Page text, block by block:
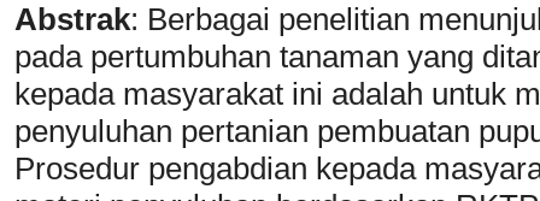
Abstrak: Berbagai penelitian
pada pertumbuhan tanaman yang
kepada masyarakat ini adalah untuk
penyuluhan pertanian pembuatan
Prosedur pengabdian kepada